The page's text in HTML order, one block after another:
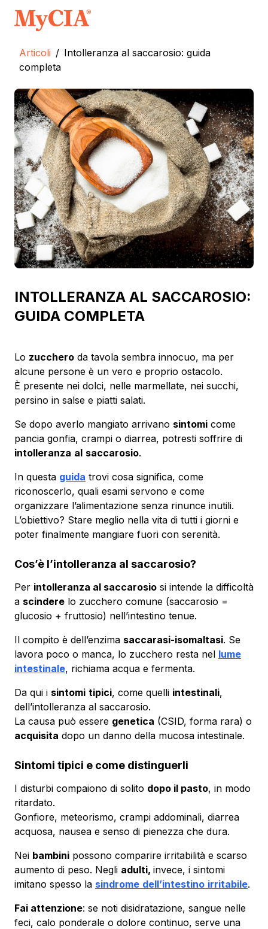
Articoli / Intolleranza al saccarosio: guida
completa
INTOLLERANZA AL SACCAROSIO:
GUIDA COMPLETA
Lo zucchero da tavola sembra innocuo, ma per
alcune persone è un vero e proprio ostacolo.
È presente nei dolci, nelle marmellate, nei succhi,
persino in salse e piatti salati.
Se dopo averlo mangiato arrivano sintomi come
pancia gonfia, crampi o diarrea, potresti soffrire di
intolleranza al saccarosio.
In questa guida trovi cosa significa, come
riconoscerlo, quali esami servono e come
organizzare l’alimentazione senza rinunce inutili.
L’obiettivo? Stare meglio nella vita di tutti i giorni e
poter finalmente mangiare fuori con serenità.
Cos’è l’intolleranza al saccarosio?
Per intolleranza al saccarosio si intende la difficoltà
a scindere lo zucchero comune (saccarosio =
glucosio + fruttosio) nell’intestino tenue.
Il compito è dell’enzima saccarasi-isomaltasi. Se
lavora poco o manca, lo zucchero resta nel lume
intestinale, richiama acqua e fermenta.
Da qui i sintomi tipici, come quelli intestinali,
dell’intolleranza al saccarosio.
La causa può essere genetica (CSID, forma rara) o
acquisita dopo un danno della mucosa intestinale.
Sintomi tipici e come distinguerli
I disturbi compaiono di solito dopo il pasto, in modo
ritardato.
Gonfiore, meteorismo, crampi addominali, diarrea
acquosa, nausea e senso di pienezza che dura.
Nei bambini possono comparire irritabilità e scarso
aumento di peso. Negli adulti, invece, i sintomi
imitano spesso la sindrome dell’intestino irritabile.
Fai attenzione: se noti disidratazione, sangue nelle
feci, calo ponderale o dolore continuo, serve una